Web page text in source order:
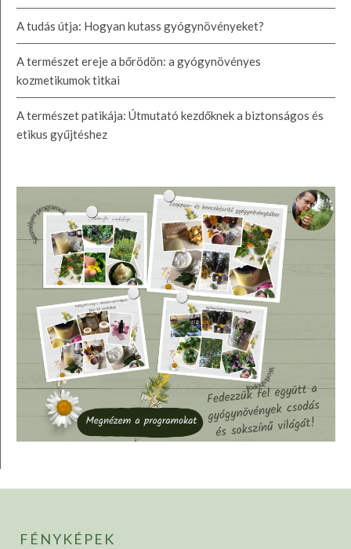
A tudás útja: Hogyan kutass gyógynövényeket?
A természet ereje a bőrödön: a gyógynövényes
kozmetikumok titkai
A természet patikája: Útmutató kezdőknek a biztonságos és
etikus gyűjtéshez
FÉNYKÉPEK